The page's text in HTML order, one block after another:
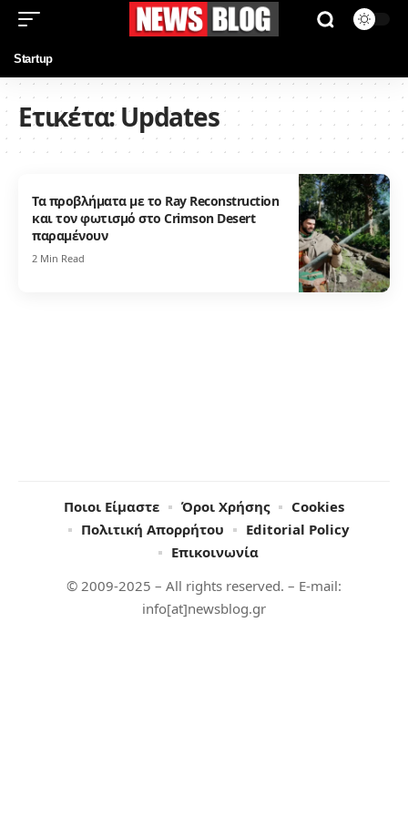
Startup
Ετικέτα:Updates
Τα προβλήματα με το Ray Reconstruction
και τον φωτισμό στο Crimson Desert
παραμένουν
2 Min Read
© 2009-2025 – All rights reserved. – E-mail:
info[at]newsblog.gr
Ποιοι Είμαστε Όροι Χρήσης
Cookies
Πολιτική Απορρήτου
Editorial Policy
Επικοινωνία